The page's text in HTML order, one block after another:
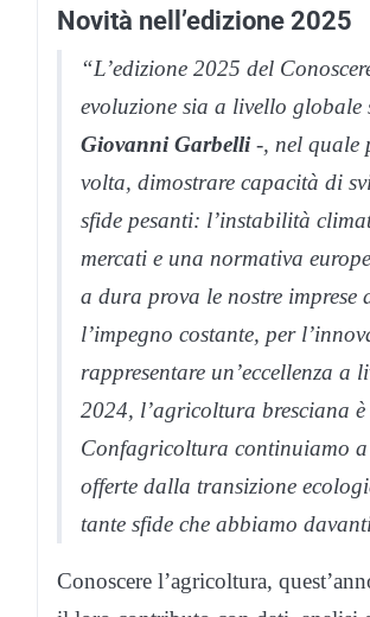
Novità nell’edizione 2025
“L’edizione 2025 del
evoluzione sia a livello
Giovanni Garbelli-, nel quale
volta, dimostrare capacità di
sfide pesanti: l’instabilità
mercati e una normativa
a dura prova le nostre
l’impegno costante, per
rappresentare un’eccellenza
2024, l’agricoltura bresciana
Confagricoltura continuiamo
offerte dalla transizione
tante sfide che abbiamo
Conoscere l’agricoltura,